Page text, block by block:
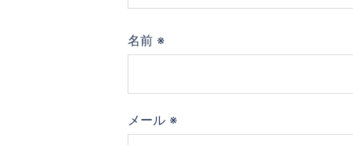
名前 ※
メール ※